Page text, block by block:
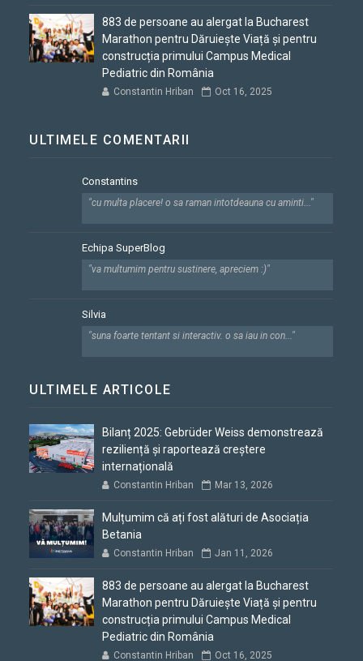
883 de persoane au alergat la Bucharest
Marathon pentru Dăruiește Viață și pentru
construcția primului Campus Medical
Pediatric din România
Constantin Hriban Oct 16, 2025
ULTIMELE COMENTARII
Constantins
"cu multa placere! o sa raman intotdeauna cu aminti..."
Echipa SuperBlog
"va multumim pentru sustinere, apreciem :)"
Silvia
"suna foarte tentant si interactiv. o sa iau in con..."
ULTIMELE ARTICOLE
Bilanț 2025: Gebrüder Weiss demonstrează
reziliență și raportează creștere
internațională
Constantin Hriban Mar 13, 2026
Mulțumim că ați fost alături de Asociația
Betania
Constantin Hriban Jan 11, 2026
883 de persoane au alergat la Bucharest
Marathon pentru Dăruiește Viață și pentru
construcția primului Campus Medical
Pediatric din România
Constantin Hriban Oct 16, 2025